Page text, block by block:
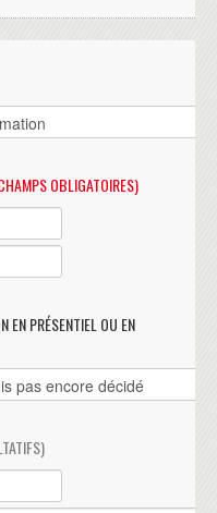
OBLIGATOIRES)
EN PRÉSENTIEL OU EN